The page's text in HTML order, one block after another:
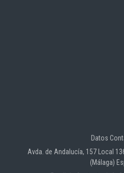
Datos
Avda. de Andalucía, 157 Local
(Málaga)